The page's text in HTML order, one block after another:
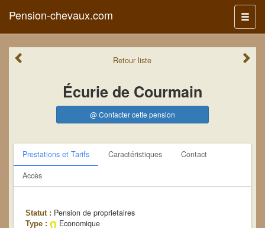
Menu
Pension-chevaux.com
Retourliste
Écurie de Courmain
@ Contacter cette pension
Prestations et Tarifs Caractéristiques
Contact
Accès
Statut : Pension de proprietaires
Type : Economique